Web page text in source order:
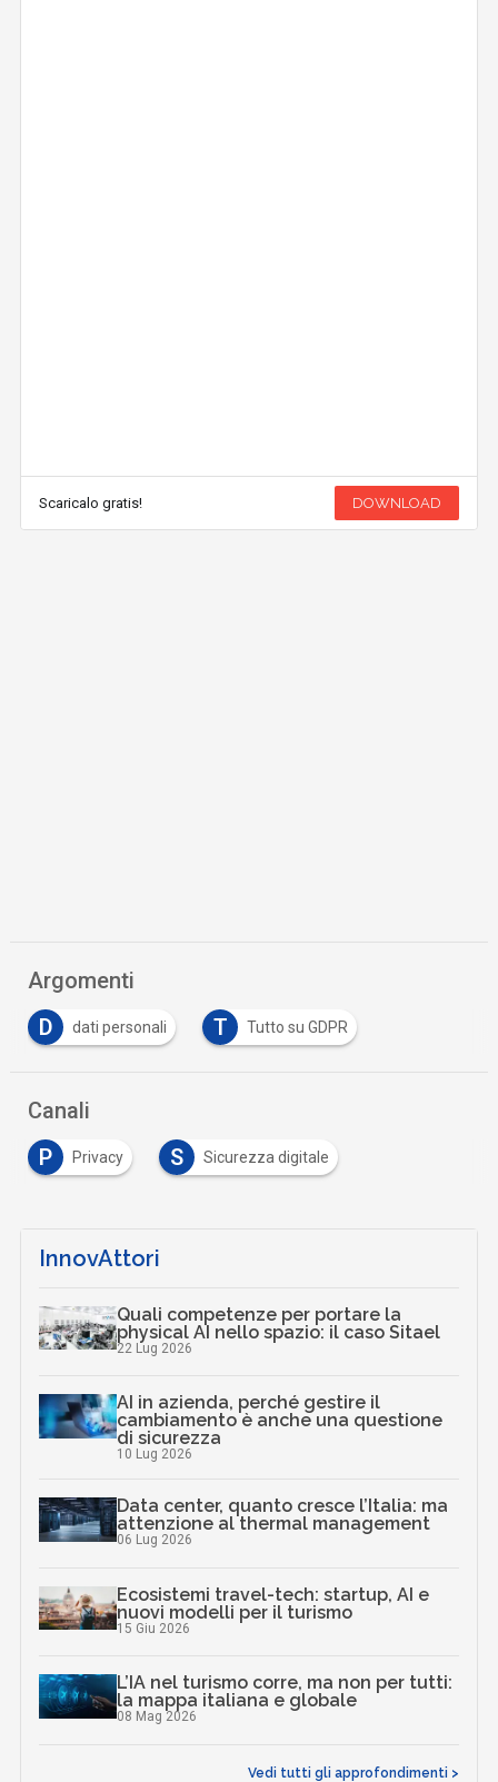
Scaricalo gratis! DOWNLOAD
Argomenti
D
dati personali T Tutto su GDPR
Canali
P
Privacy S Sicurezza digitale
InnovAttori
Quali competenze per portare la
physical AI nello spazio: il caso Sitael
22 Lug 2026
AI in azienda, perché gestire il
cambiamento è anche una questione
di sicurezza
10 Lug 2026
Data center, quanto cresce l’Italia: ma
attenzione al thermal management
06 Lug 2026
Ecosistemi travel-tech: startup, AI e
nuovi modelli per il turismo
15 Giu 2026
L’IA nel turismo corre, ma non per tutti:
la mappa italiana e globale
08 Mag 2026
Vedi tutti gli approfondimenti >